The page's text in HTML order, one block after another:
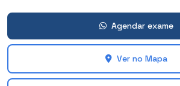
Agendar exame
Ver no Mapa